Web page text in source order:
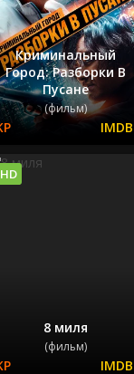
Криминальный
Город: Разборки В
Пусане
(фильм)
8 миля
(фильм)
HD